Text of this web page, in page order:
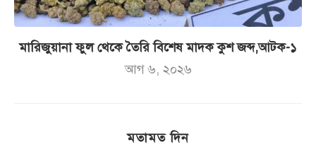
মারিজুয়ানা ফুল থেকে তৈরি বিশেষ মাদক কুশ জব্দ,আটক-১
আগ ৬, ২০২৬
মতামত দিন